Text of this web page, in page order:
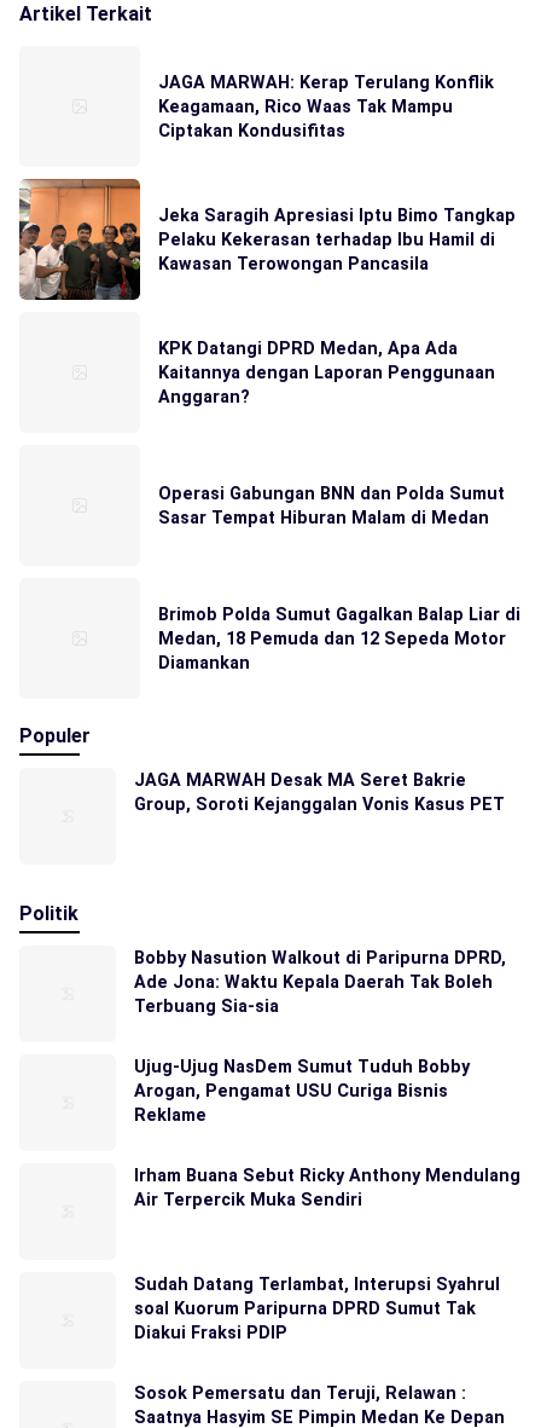
Artikel Terkait
JAGA MARWAH: Kerap Terulang Konflik
Keagamaan, Rico Waas Tak Mampu
Ciptakan Kondusifitas
Jeka Saragih Apresiasi Iptu Bimo Tangkap
Pelaku Kekerasan terhadap Ibu Hamil di
Kawasan Terowongan Pancasila
KPK Datangi DPRD Medan, Apa Ada
Kaitannya dengan Laporan Penggunaan
Anggaran?
Operasi Gabungan BNN dan Polda Sumut
Sasar Tempat Hiburan Malam di Medan
Brimob Polda Sumut Gagalkan Balap Liar di
Medan, 18 Pemuda dan 12 Sepeda Motor
Diamankan
Populer
JAGA MARWAH Desak MA Seret Bakrie
Group, Soroti Kejanggalan Vonis Kasus PET
Politik
Bobby Nasution Walkout di Paripurna DPRD,
Ade Jona: Waktu Kepala Daerah Tak Boleh
Terbuang Sia-sia
Ujug-Ujug NasDem Sumut Tuduh Bobby
Arogan, Pengamat USU Curiga Bisnis
Reklame
Irham Buana Sebut Ricky Anthony Mendulang
Air Terpercik Muka Sendiri
Sudah Datang Terlambat, Interupsi Syahrul
soal Kuorum Paripurna DPRD Sumut Tak
Diakui Fraksi PDIP
Sosok Pemersatu dan Teruji, Relawan :
Saatnya Hasyim SE Pimpin Medan Ke Depan